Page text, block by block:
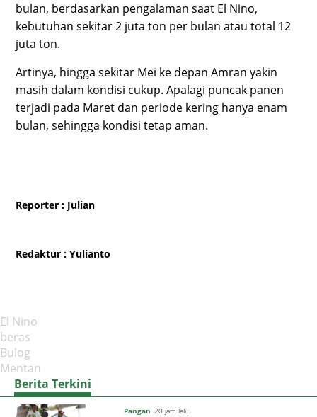
bulan, berdasarkan pengalaman saat El Nino,
kebutuhan sekitar 2 juta ton per bulan atau total 12
juta ton.
Artinya, hingga sekitar Mei ke depan Amran yakin
masih dalam kondisi cukup. Apalagi puncak panen
terjadi pada Maret dan periode kering hanya enam
bulan, sehingga kondisi tetap aman.
Reporter : Julian
Redaktur : Yulianto
El Nino
beras
Bulog
Mentan
Berita Terkini
Pangan 20 jam lalu